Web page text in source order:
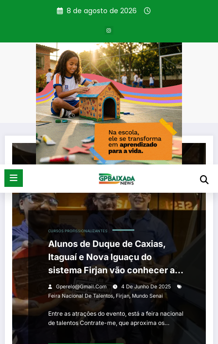
8 de agosto de 2026
Tag: Mundo Senai
Página inicial Mundo Senai
CURSOS PROFISSIONALIZANTES
Alunos de Duque de Caxias,
Itaguaí e Nova Iguaçu do
sistema Firjan vão conhecer as
novidades dos cursos técnicos
oferecidos pelo Mundo Senai
Gperelo@gmail.com
4 De Junho De 2025
Feira Nacional De Talentos, Firjan, Mundo Senai
Entre as atrações do evento, está a feira nacional
de talentos Contrate-me, que aproxima os…